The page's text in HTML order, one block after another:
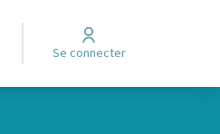
Se connecter